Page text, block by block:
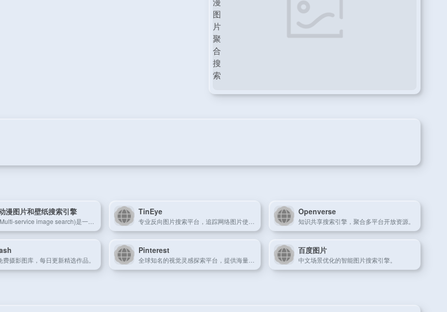
漫图片和壁纸搜索引擎 TinEye Openverse
知识共享搜索引擎，聚合多平台开放资源。
费摄影图库，每日更新精选作品。
Pinterest 百度图片
中文场景优化的智能图片搜索引擎。